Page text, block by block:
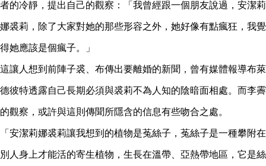
者的冷靜，提出自己的觀察：「我曾經跟一個朋友說過，安潔莉
娜裘莉，除了大家對她的那些形容之外，她好像有點瘋狂，我覺
得她應該是個瘋子。」
這讓人想到前陣子裘、布傳出要離婚的新聞，曾有媒體報導布萊
德彼特透露自己長期必須與裘莉不為人知的陰暗面相處。而李霽
的觀察，或許與這則傳聞所隱含的信息有些吻合之處。
「安潔莉娜裘莉讓我想到的植物是菟絲子，菟絲子是一種攀附在
別人身上才能活的寄生植物，生長在溫帶、亞熱帶地區，它是絲